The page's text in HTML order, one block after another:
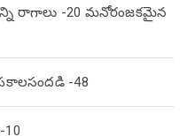
రాగాలు -20 మనోరంజకమైన
-48